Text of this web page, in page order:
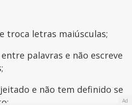
troca letras maiúsculas;
palavras e não escreve
e não tem definido se
Ad